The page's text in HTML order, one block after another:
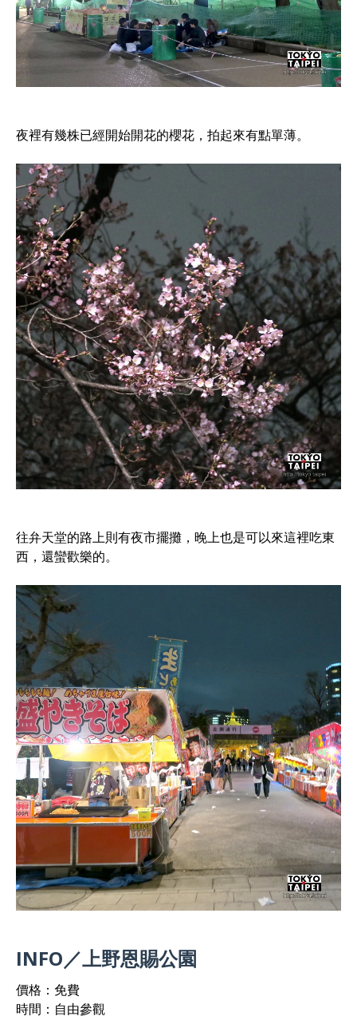
夜裡有幾株已經開始開花的櫻花，拍起來有點單薄。
往弁天堂的路上則有夜市擺攤，晚上也是可以來這裡吃東
西，還蠻歡樂的。
INFO／上野恩賜公園
價格：免費
時間：自由參觀